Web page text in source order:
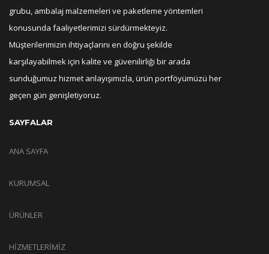
grubu, ambalaj malzemeleri ve paketleme yöntemleri
konusunda faaliyetlerimizi sürdürmekteyiz.
Müşterilerimizin ihtiyaçlarını en doğru şekilde
karşılayabilmek için kalite ve güvenilirliği bir arada
sunduğumuz hizmet anlayışımızla, ürün portföyümüzü her
geçen gün genişletiyoruz.
SAYFALAR
ANA SAYFA
KURUMSAL
ÜRÜNLER
HİZMETLERİMİZ